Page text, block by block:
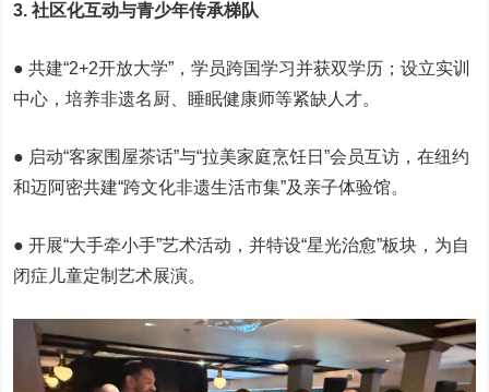
3. 社区化互动与青少年传承梯队
● 共建“2+2开放大学”，学员跨国学习并获双学历；设立实训
中心，培养非遗名厨、睡眠健康师等紧缺人才。
● 启动“客家围屋茶话”与“拉美家庭烹饪日”会员互访，在纽约
和迈阿密共建“跨文化非遗生活市集”及亲子体验馆。
● 开展“大手牵小手”艺术活动，并特设“星光治愈”板块，为自
闭症儿童定制艺术展演。